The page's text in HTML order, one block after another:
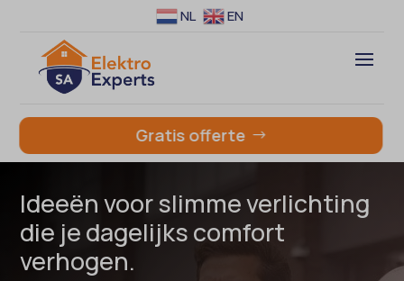
NL EN
Gratis offerte
Ideeën voor slimme verlichting
die je dagelijks comfort
verhogen.